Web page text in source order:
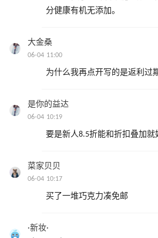
分健康有机无添加。
大金桑
06-04 11:00
为什么我再点开写的是返利过
是你的益达
06-04 10:19
要是新人8.5折能和折扣叠加就
菜家贝贝
06-04 10:17
买了一堆巧克力凑免邮
·新妆·